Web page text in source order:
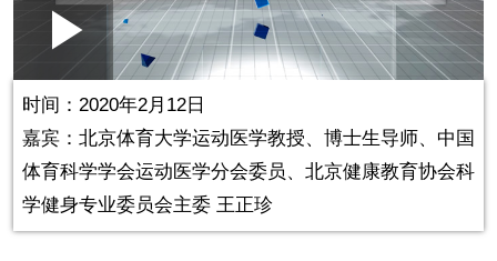
Play
Video
Mute
Picture-
Picture
时间：2020年2月12日
嘉宾：北京体育大学运动医学教授、博士生导师、中国
体育科学学会运动医学分会委员、北京健康教育协会科
学健身专业委员会主委 王正珍